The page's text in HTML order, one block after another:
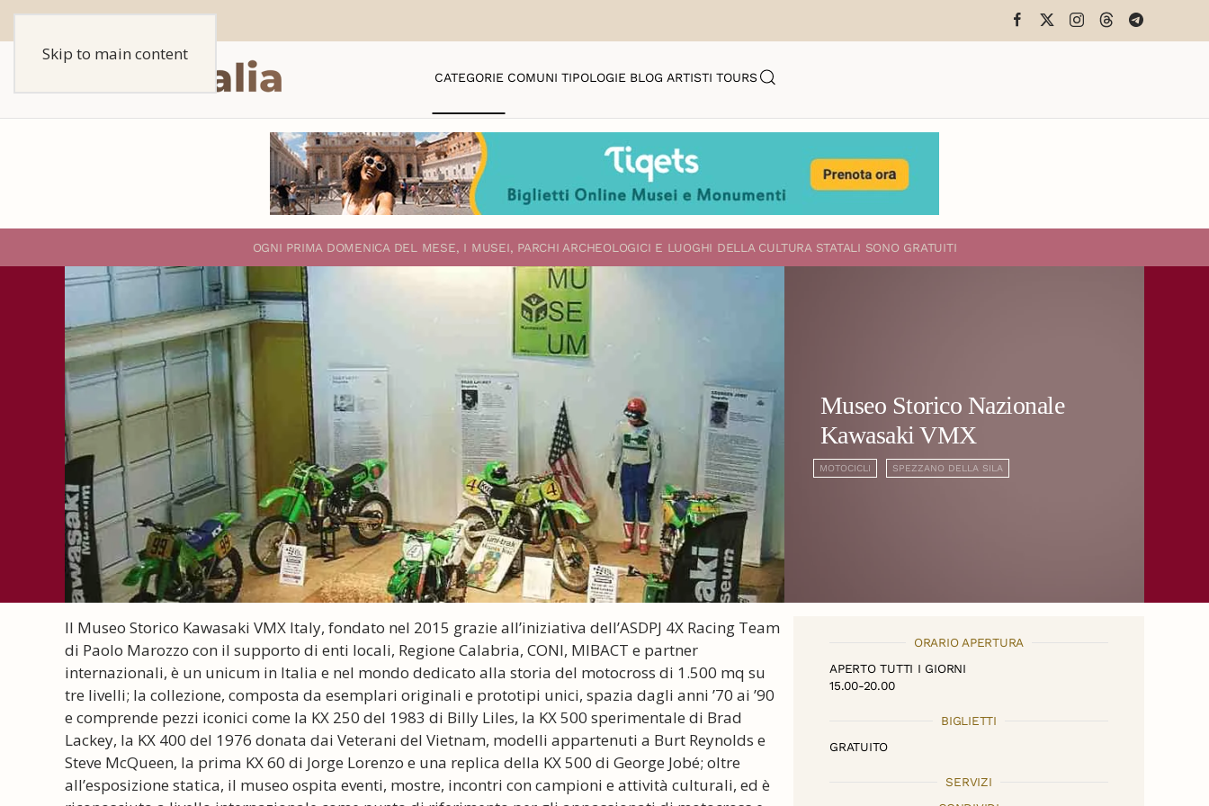
Skip to main content
CATEGORIE COMUNI TIPOLOGIE BLOG ARTISTI TOURS
OGNI PRIMA DOMENICA DEL MESE, I MUSEI, PARCHI ARCHEOLOGICI E LUOGHI DELLA CULTURA STATALI SONO GRATUITI
Museo Storico Nazionale
Kawasaki VMX
MOTOCICLI SPEZZANO DELLA SILA
Il Museo Storico Kawasaki VMX Italy, fondato nel 2015 grazie all’iniziativa dell’ASDPJ 4X Racing Team
di Paolo Marozzo con il supporto di enti locali, Regione Calabria, CONI, MIBACT e partner
internazionali, è un unicum in Italia e nel mondo dedicato alla storia del motocross di 1.500 mq su
tre livelli; la collezione, composta da esemplari originali e prototipi unici, spazia dagli anni ’70 ai ’90
e comprende pezzi iconici come la KX 250 del 1983 di Billy Liles, la KX 500 sperimentale di Brad
Lackey, la KX 400 del 1976 donata dai Veterani del Vietnam, modelli appartenuti a Burt Reynolds e
Steve McQueen, la prima KX 60 di Jorge Lorenzo e una replica della KX 500 di George Jobé; oltre
all’esposizione statica, il museo ospita eventi, mostre, incontri con campioni e attività culturali, ed è
ORARIO APERTURA
APERTO TUTTI I GIORNI
15.00-20.00
BIGLIETTI
GRATUITO
SERVIZI